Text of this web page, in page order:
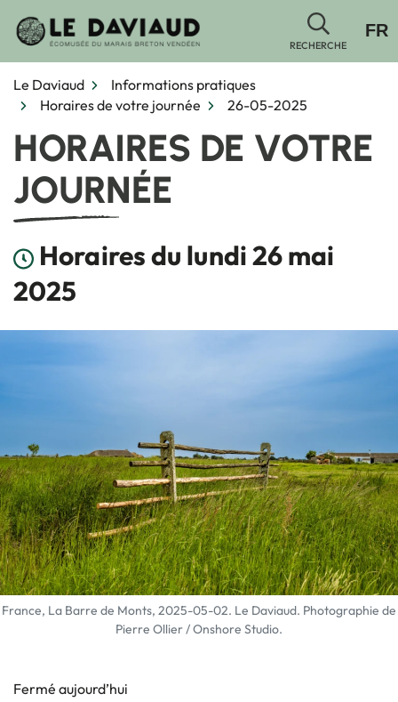
RECHERCHE
FR
Le Daviaud
Informations pratiques
Horaires de votre journée
26-05-2025
HORAIRES DE VOTRE
JOURNÉE
Horaires du lundi 26 mai
2025
France, La Barre de Monts, 2025-05-02. Le Daviaud. Photographie de
Pierre Ollier / Onshore Studio.
Fermé aujourd’hui